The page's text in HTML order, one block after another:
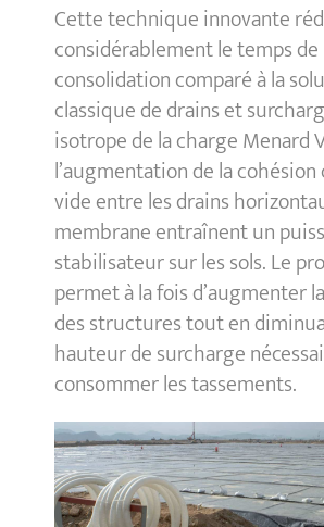
Cette technique innovante
considérablement le temps de
consolidation comparé à la
classique de drains et
isotrope de la charge Menard
l’augmentation de la
vide entre les drains
membrane entraînent un
stabilisateur sur les sols. Le
permet à la fois d’augmenter
des structures tout en
hauteur de surcharge
consommer les tassements.